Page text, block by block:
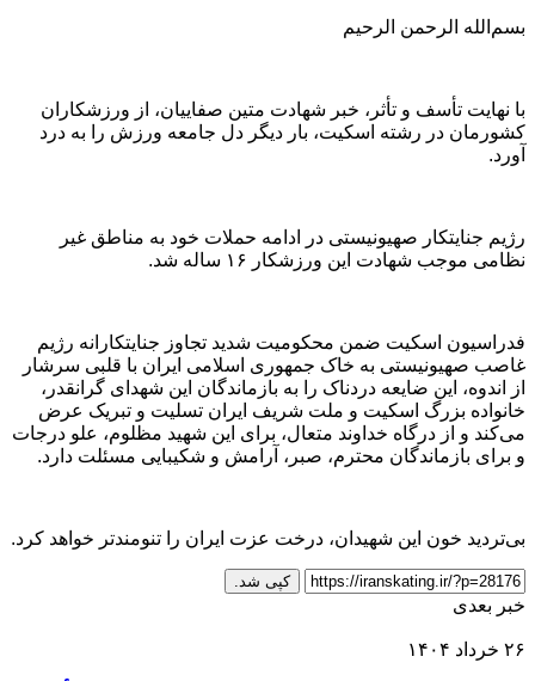
بسم‌الله الرحمن الرحیم
با نهایت تأسف و تأثر، خبر شهادت متین صفاییان، از ورزشکاران
کشورمان در رشته اسکیت، بار دیگر دل جامعه ورزش را به درد
آورد.
رژیم جنایتکار صهیونیستی در ادامه حملات خود به مناطق غیر
نظامی موجب شهادت این ورزشکار ۱۶ ساله شد.
فدراسیون اسکیت ضمن محکومیت شدید تجاوز جنایتکارانه رژیم
غاصب صهیونیستی به خاک جمهوری اسلامی ایران با قلبی سرشار
از اندوه، این ضایعه دردناک را به بازماندگان این شهدای گرانقدر،
خانواده بزرگ اسکیت و ملت شریف ایران تسلیت و تبریک عرض
می‌‌کند و از درگاه خداوند متعال، برای این شهید مظلوم، علو درجات
و برای بازماندگان محترم، صبر، آرامش و شکیبایی مسئلت دارد.
بی‌تردید خون این شهیدان، درخت عزت ایران را تنومندتر خواهد کرد.
کپی شد.
خبر بعدی
۲۶ خرداد ۱۴۰۴